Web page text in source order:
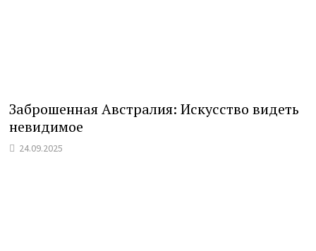
Заброшенная Австралия: Искусство видеть
невидимое
24.09.2025